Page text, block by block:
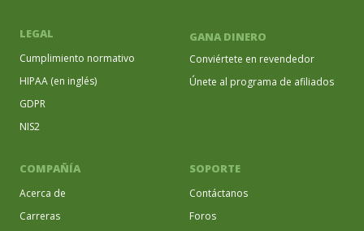
LEGAL
Cumplimiento normativo
HIPAA (en inglés)
GDPR
NIS2
GANA DINERO
Conviértete en revendedor
Únete al programa de afiliados
COMPAÑÍA
Acerca de
Carreras
SOPORTE
Contáctanos
Foros